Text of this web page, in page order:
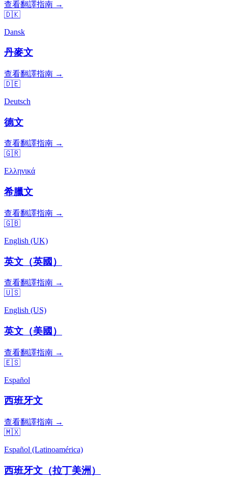
查看翻譯指南 →
🇩🇰
Dansk
丹麥文
查看翻譯指南 →
🇩🇪
Deutsch
德文
查看翻譯指南 →
🇬🇷
Ελληνικά
希臘文
查看翻譯指南 →
🇬🇧
English (UK)
英文（英國）
查看翻譯指南 →
🇺🇸
English (US)
英文（美國）
查看翻譯指南 →
🇪🇸
Español
西班牙文
查看翻譯指南 →
🇲🇽
Español (Latinoamérica)
西班牙文（拉丁美洲）